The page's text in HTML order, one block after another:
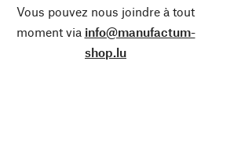
Vous pouvez nous joindre à tout
moment via info@manufactum-
shop.lu